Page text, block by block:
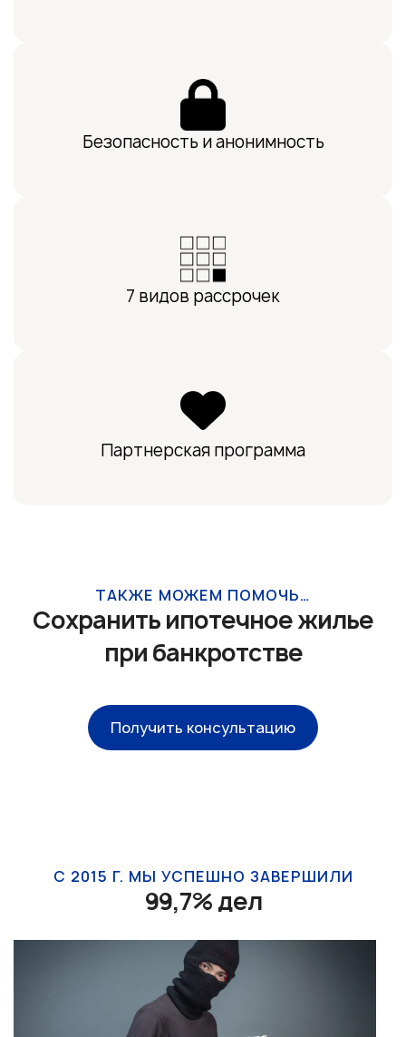
Безопасность и анонимность
7 видов рассрочек
Партнерская программа
ТАКЖЕ МОЖЕМ ПОМОЧЬ…
Сохранить ипотечное жилье
при банкротстве
Получить консультацию
С 2015 Г. МЫ УСПЕШНО ЗАВЕРШИЛИ
99,7% дел